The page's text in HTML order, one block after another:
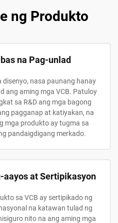
ng Produkto
na Pag-unlad
disenyo, nasa paunang hanay
ang aming mga VCB. Patuloy
sa R&D ang mga bagong
pagganap at katiyakan, na
mga produkto ay tugma sa
pandaigdigang merkado.
aayos at Sertipikasyon
sa VCB ay sertipikado ng
na katawan tulad ng
nito na ang aming mga